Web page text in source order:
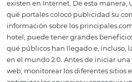
3 formas de hacerlo por medio
1.
anuncios